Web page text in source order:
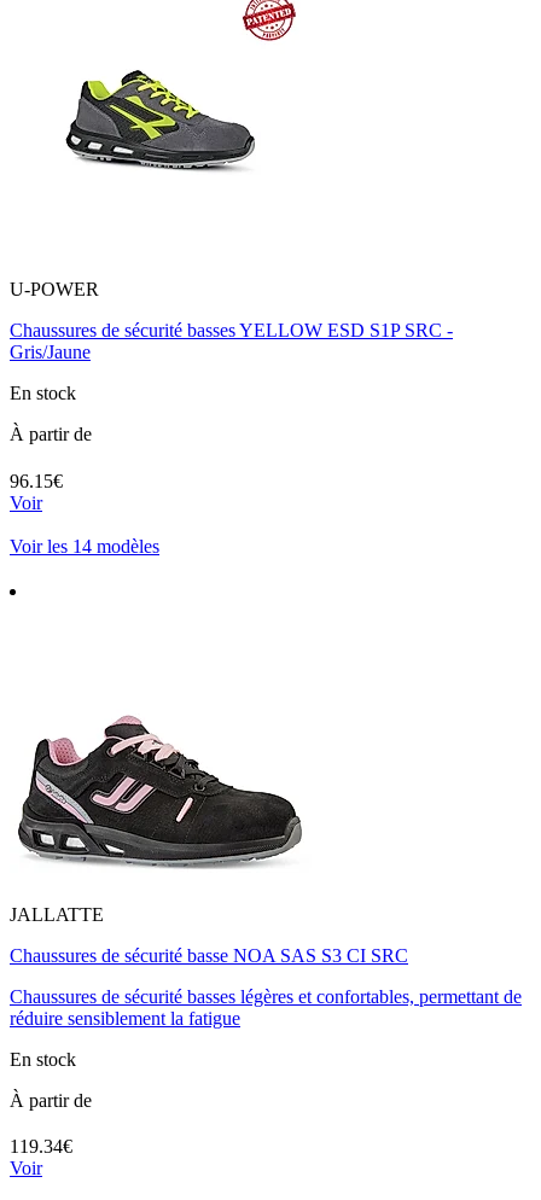
U-POWER
Chaussures de sécurité basses YELLOW ESD S1P SRC -
Gris/Jaune
En stock
À partir de
96.15€
Voir
Voir les 14 modèles
JALLATTE
Chaussures de sécurité basse NOA SAS S3 CI SRC
Chaussures de sécurité basses légères et confortables, permettant de
réduire sensiblement la fatigue
En stock
À partir de
119.34€
Voir